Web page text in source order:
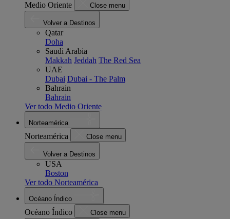
Medio Oriente Close menu
Volver a Destinos
Qatar
Doha
Saudi Arabia
Makkah Jeddah The Red Sea
UAE
Dubai Dubai - The Palm
Bahrain
Bahrain
Ver todo Medio Oriente
Norteamérica
Norteamérica Close menu
Volver a Destinos
USA
Boston
Ver todo Norteamérica
Océano Índico
Océano Índico Close menu